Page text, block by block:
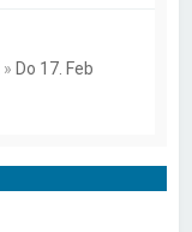
» Do 17. Feb